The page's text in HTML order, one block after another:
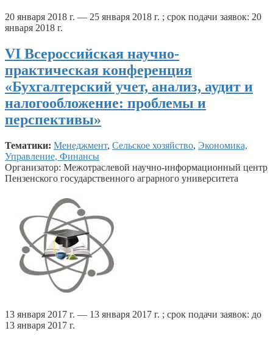
20 января 2018 г. — 25 января 2018 г. ; срок подачи заявок: 20
января 2018 г.
VI Всероссийская научно-
практическая конференция
«Бухгалтерский учет, анализ, аудит и
налогообложение: проблемы и
перспективы»
Тематики: Менеджмент, Сельское хозяйство, Экономика,
Управление, Финансы
Организатор: Межотраслевой научно-информационный центр
Пензенского государственного аграрного университета
13 января 2017 г. — 13 января 2017 г. ; срок подачи заявок: до
13 января 2017 г.